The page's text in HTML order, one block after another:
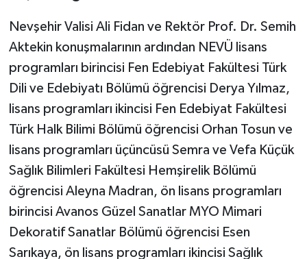
Nevşehir Valisi Ali Fidan ve Rektör Prof. Dr. Semih
Aktekin konuşmalarının ardından NEVÜ lisans
programları birincisi Fen Edebiyat Fakültesi Türk
Dili ve Edebiyatı Bölümü öğrencisi Derya Yılmaz,
lisans programları ikincisi Fen Edebiyat Fakültesi
Türk Halk Bilimi Bölümü öğrencisi Orhan Tosun ve
lisans programları üçüncüsü Semra ve Vefa Küçük
Sağlık Bilimleri Fakültesi Hemşirelik Bölümü
öğrencisi Aleyna Madran, ön lisans programları
birincisi Avanos Güzel Sanatlar MYO Mimari
Dekoratif Sanatlar Bölümü öğrencisi Esen
Sarıkaya, ön lisans programları ikincisi Sağlık